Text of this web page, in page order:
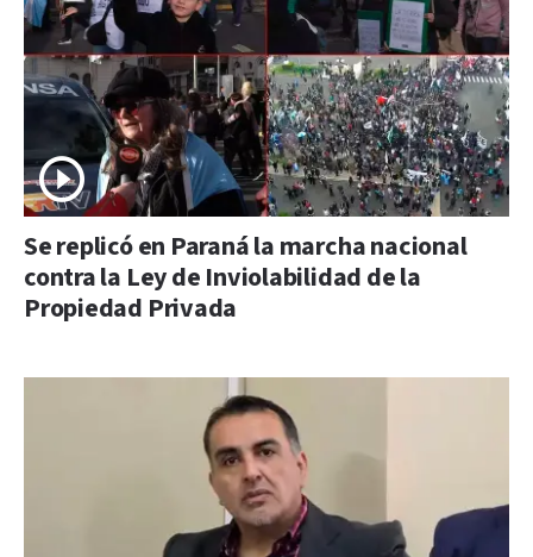
Se replicó en Paraná la marcha nacional
contra la Ley de Inviolabilidad de la
Propiedad Privada